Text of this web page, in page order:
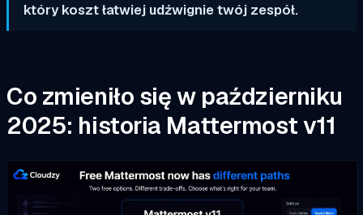
który koszt łatwiej udźwignie twój zespół.
Co zmieniło się w październiku
2025: historia Mattermost v11